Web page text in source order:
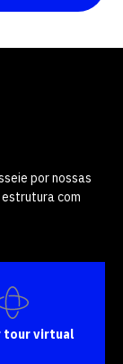
por nossas
com
tour virtual